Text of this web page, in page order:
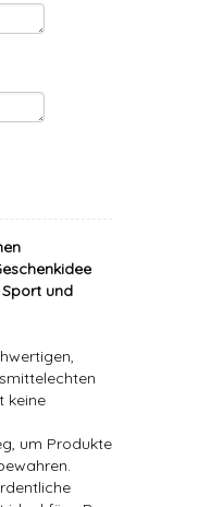
und
keine
um Produkte